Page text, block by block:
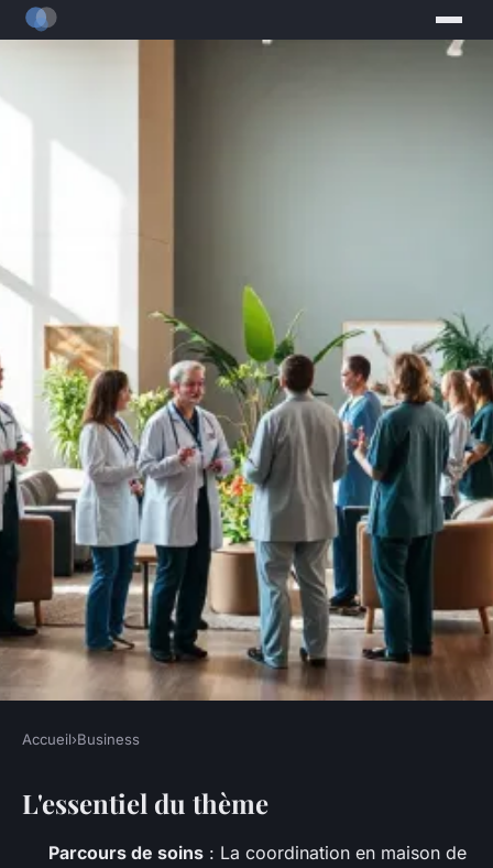
Comment la coordination en
maison de santé révolutionne
Accueil›Business
L'essentiel du thème
Parcours de soins : La coordination en maison de